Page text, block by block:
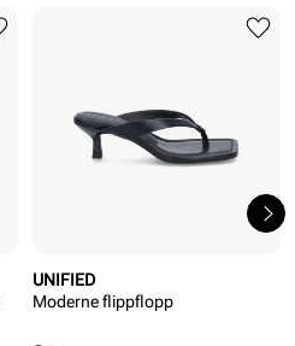
UNIFIED
Moderne flippflopp